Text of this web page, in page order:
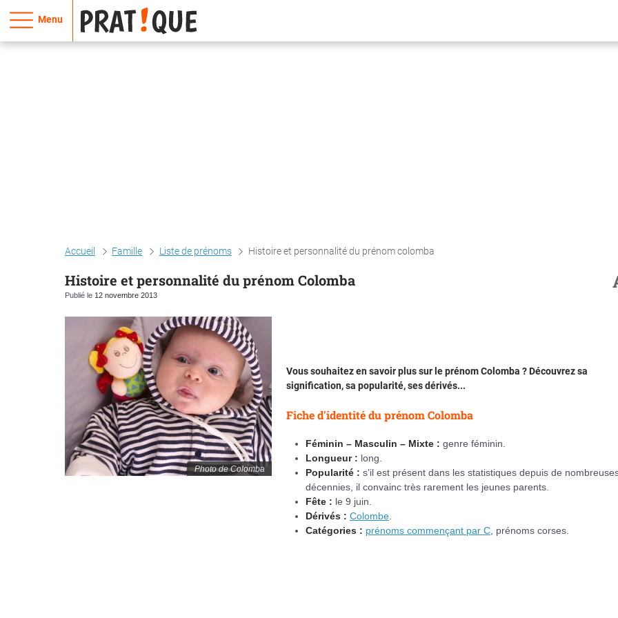
Menu
Accueil Famille Liste de prénoms Histoire et personnalité du prénom colomba
Histoire et personnalité du prénom Colomba
Publié le 12 novembre 2013
Photo de Colomba
Vous souhaitez en savoir plus sur le prénom Colomba ? Découvrez sa
signification, sa popularité, ses dérivés...
Fiche d'identité du prénom Colomba
Féminin – Masculin – Mixte : genre féminin.
Longueur : long.
Popularité : s’il est présent dans les statistiques depuis de
décennies, il convainc très rarement les jeunes parents.
Fête : le 9 juin.
Dérivés : Colombe
Catégories : prénoms commençant par C , prénoms corses.